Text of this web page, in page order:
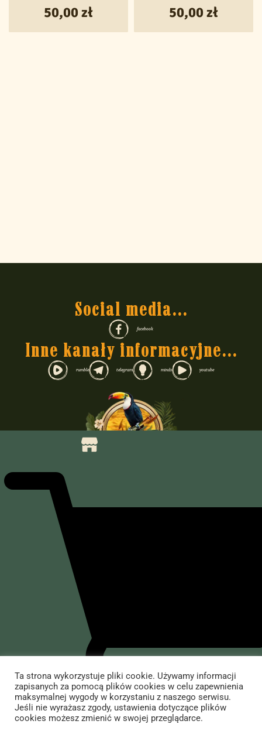
50,00 zł 50,00 zł
Social media...
facebook
Inne kanały informacyjne...
rumble telegram minds youtube
Wojciecha Cejrowskiego
Felietony i nie tylko
Dziennik pokładowy
Dziennik polityczny
Dziennik rozrywkowy
O Wojciechu Cejrowskim
Przedsięwzięcia
Książki Wojciecha Cejrowskiego
Dla mediów
Kontakt
Akcesoria do yerby i inne
Jedzenie i picie
Koszule i koszulki
Informacje
Kontakt ze sklepem
Ta strona wykorzystuje pliki cookie. Używamy informacji
zapisanych za pomocą plików cookies w celu zapewnienia
maksymalnej wygody w korzystaniu z naszego serwisu.
Jeśli nie wyrażasz zgody, ustawienia dotyczące plików
cookies możesz zmienić w swojej przeglądarce.